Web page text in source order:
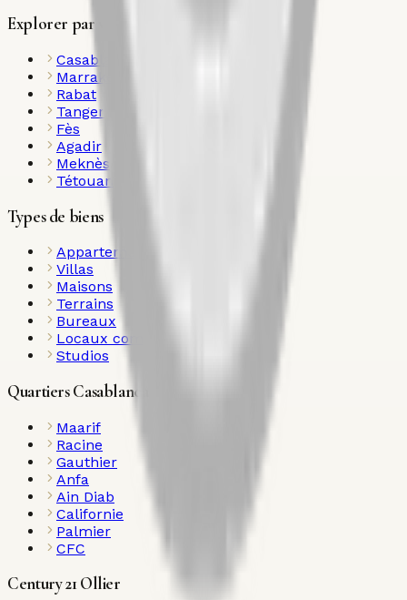
Explorer par ville
Casablanca
Marrakech
Rabat
Tanger
Fès
Agadir
Meknès
Tétouan
Types de biens
Appartements
Villas
Maisons
Terrains
Bureaux
Locaux commerciaux
Studios
Quartiers Casablanca
Maarif
Racine
Gauthier
Anfa
Ain Diab
Californie
Palmier
CFC
Century 21 Ollier